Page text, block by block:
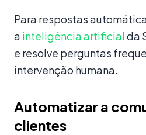
Para respostas
a inteligência artificialda
e resolve perguntas
intervenção humana.
Automatizar a
clientes